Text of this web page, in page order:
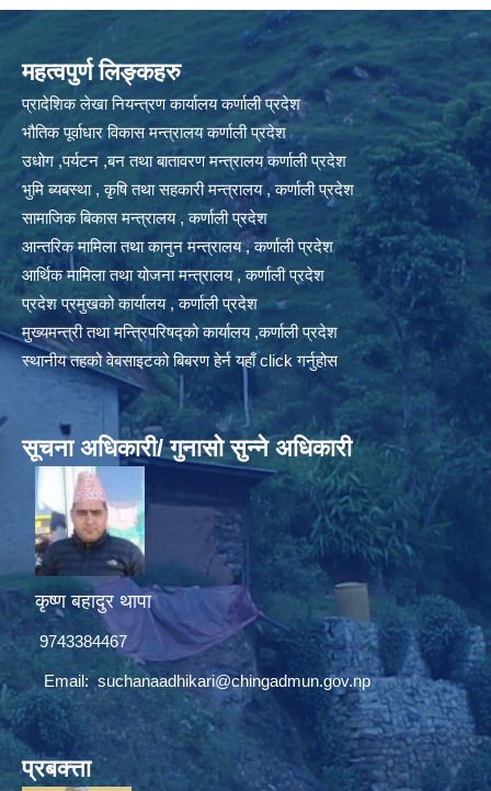
महत्वपुर्ण लिङ्कहरु
प्रादेशिक लेखा नियन्त्रण कार्यालय कर्णाली प्रदेश
भौतिक पूर्वाधार विकास मन्त्रालय कर्णाली प्रदेश
उधोग ,पर्यटन ,बन तथा बातावरण मन्त्रालय कर्णाली प्रदेश
भुमि ब्यबस्था , कृषि तथा सहकारी मन्त्रालय , कर्णाली प्रदेश
सामाजिक बिकास मन्त्रालय , कर्णाली प्रदेश
आन्तरिक मामिला तथा कानुन मन्त्रालय , कर्णाली प्रदेश
आर्थिक मामिला तथा योजना मन्त्रालय , कर्णाली प्रदेश
प्रदेश प्रमुखको कार्यालय , कर्णाली प्रदेश
मुख्यमन्त्री तथा मन्त्रिपरिषद्को कार्यालय ,कर्णाली प्रदेश
स्थानीय तहको वेबसाइटको बिबरण हेर्न यहाँ click गर्नुहोस
सूचना अधिकारी/ गुनासो सुन्ने अधिकारी
कृष्ण बहादुर थापा
9743384467
Email:suchanaadhikari@chingadmun.gov.np
प्रबक्त्ता